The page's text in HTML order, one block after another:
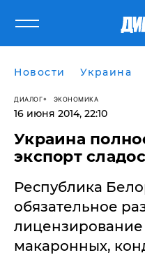
Новости Украина
ДИАЛОГ ЭКОНОМИКА
16 июня 2014, 22:10
​Украина
экспорт
Республика
обязательное
макаронных,